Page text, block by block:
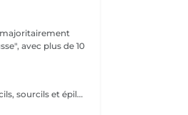
majoritairement
avec plus de 10
Prestation réalisée par Diana, notre experte en cils, sourcils et épilation, avec plus de 10 ans d'expérience, garantissant précision et résultats de haute qualité.